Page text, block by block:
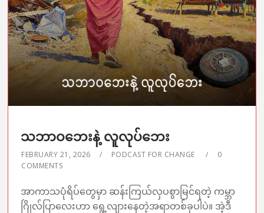
သဘာဝဘေးနဲ့ လူလုပ်ဘေး
FEBRUARY 21, 2026 PODCAST FOR CHANGE
0
COMMENTS
အာကာသပုံရိပ်တွေမှာ ဆန်းကြယ်လှပစွာမြင်ရတဲ့ ကမ္ဘာ
ဂြိုလ်ပြာလေးဟာ ရွေ့လျားနေတဲ့အရာတစ်ခုပါပဲ။ အဲ့ဒီ